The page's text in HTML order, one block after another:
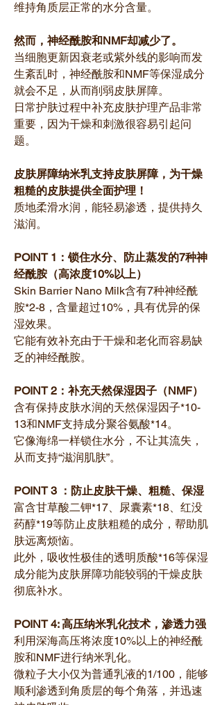
维持角质层正常的水分含量。
然而，神经酰胺和NMF却减少了。
当细胞更新因衰老或紫外线的影响而发
生紊乱时，神经酰胺和NMF等保湿成分
就会不足，从而削弱皮肤屏障。
日常护肤过程中补充皮肤护理产品非常
重要，因为干燥和刺激很容易引起问
题。
皮肤屏障纳米乳支持皮肤屏障，为干燥
粗糙的皮肤提供全面护理！
质地柔滑水润，能轻易渗透，提供持久
滋润。
POINT 1：锁住水分、防止蒸发的7种神
经酰胺（高浓度10%以上）
Skin Barrier Nano Milk含有7种神经酰
胺*2-8，含量超过10%，具有优异的保
湿效果。
它能有效补充由于干燥和老化而容易缺
乏的神经酰胺。
POINT 2：补充天然保湿因子（NMF）
含有保持皮肤水润的天然保湿因子*10-
13和NMF支持成分聚谷氨酸*14。
它像海绵一样锁住水分，不让其流失，
从而支持“滋润肌肤”。
POINT 3 ：防止皮肤干燥、粗糙、保湿
富含甘草酸二钾*17、尿囊素*18、红没
药醇*19等防止皮肤粗糙的成分，帮助肌
肤远离烦恼。
此外，吸收性极佳的透明质酸*16等保湿
成分能为皮肤屏障功能较弱的干燥皮肤
彻底补水。
POINT 4: 高压纳米乳化技术，渗透力强
利用深海高压将浓度10%以上的神经酰
胺和NMF进行纳米乳化。
微粒子大小仅为普通乳液的1/100，能够
顺利渗透到角质层的每个角落，并迅速